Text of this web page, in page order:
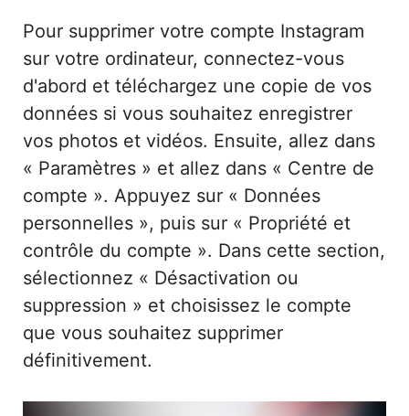
Pour supprimer votre compte Instagram
sur votre ordinateur, connectez-vous
d'abord et téléchargez une copie de vos
données si vous souhaitez enregistrer
vos photos et vidéos. Ensuite, allez dans
« Paramètres » et allez dans « Centre de
compte ». Appuyez sur « Données
personnelles », puis sur « Propriété et
contrôle du compte ». Dans cette section,
sélectionnez « Désactivation ou
suppression » et choisissez le compte
que vous souhaitez supprimer
définitivement.